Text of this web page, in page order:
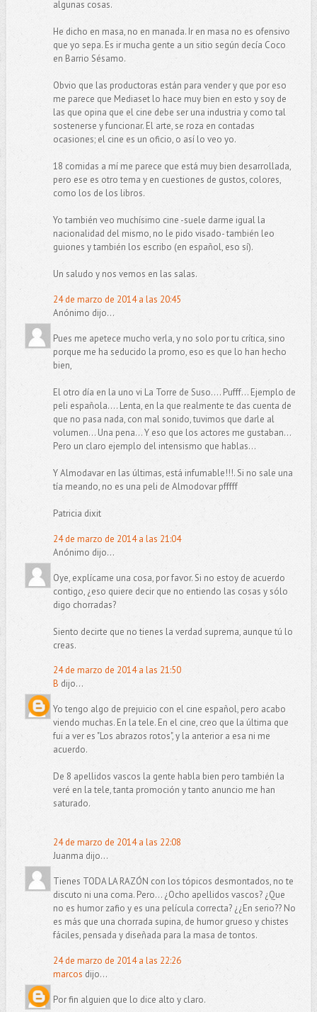
algunas cosas.
He dicho en masa, no en manada. Ir en masa no es ofensivo
que yo sepa. Es ir mucha gente a un sitio según decía Coco
en Barrio Sésamo.
Obvio que las productoras están para vender y que por eso
me parece que Mediaset lo hace muy bien en esto y soy de
las que opina que el cine debe ser una industria y como tal
sostenerse y funcionar. El arte, se roza en contadas
ocasiones; el cine es un oficio, o así lo veo yo.
18 comidas a mí me parece que está muy bien desarrollada,
pero ese es otro tema y en cuestiones de gustos, colores,
como los de los libros.
Yo también veo muchísimo cine -suele darme igual la
nacionalidad del mismo, no le pido visado- también leo
guiones y también los escribo (en español, eso sí).
Un saludo y nos vemos en las salas.
24 de marzo de 2014 a las 20:45
Anónimo dijo...
Pues me apetece mucho verla, y no solo por tu crítica, sino
porque me ha seducido la promo, eso es que lo han hecho
bien,
El otro día en la uno vi La Torre de Suso.... Pufff... Ejemplo de
peli española.... Lenta, en la que realmente te das cuenta de
que no pasa nada, con mal sonido, tuvimos que darle al
volumen... Una pena... Y eso que los actores me gustaban...
Pero un claro ejemplo del intensismo que hablas...
Y Almodavar en las últimas, está infumable!!!. Si no sale una
tía meando, no es una peli de Almodovar pfffff
Patricia dixit
24 de marzo de 2014 a las 21:04
Anónimo dijo...
Oye, explícame una cosa, por favor. Si no estoy de acuerdo
contigo, ¿eso quiere decir que no entiendo las cosas y sólo
digo chorradas?
Siento decirte que no tienes la verdad suprema, aunque tú lo
creas.
24 de marzo de 2014 a las 21:50
B dijo...
Yo tengo algo de prejuicio con el cine español, pero acabo
viendo muchas. En la tele. En el cine, creo que la última que
fui a ver es "Los abrazos rotos", y la anterior a esa ni me
acuerdo.
De 8 apellidos vascos la gente habla bien pero también la
veré en la tele, tanta promoción y tanto anuncio me han
saturado.
24 de marzo de 2014 a las 22:08
Juanma dijo...
Tienes TODA LA RAZÓN con los tópicos desmontados, no te
discuto ni una coma. Pero... ¿Ocho apellidos vascos? ¿Que
no es humor zafio y es una película correcta? ¿¿En serio?? No
es más que una chorrada supina, de humor grueso y chistes
fáciles, pensada y diseñada para la masa de tontos.
24 de marzo de 2014 a las 22:26
marcos dijo...
Por fin alguien que lo dice alto y claro.